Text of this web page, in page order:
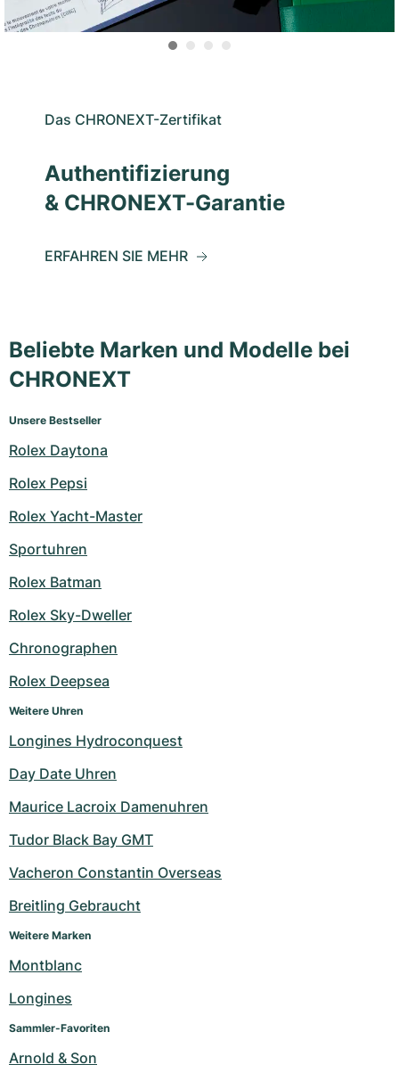
Das CHRONEXT-Zertifikat
Authentifizierung
& CHRONEXT-Garantie
ERFAHREN SIE MEHR
Beliebte Marken und Modelle bei
CHRONEXT
Unsere Bestseller
Rolex Daytona
Rolex Pepsi
Rolex Yacht-Master
Sportuhren
Rolex Batman
Rolex Sky-Dweller
Chronographen
Rolex Deepsea
Weitere Uhren
Longines Hydroconquest
Day Date Uhren
Maurice Lacroix Damenuhren
Tudor Black Bay GMT
Vacheron Constantin Overseas
Breitling Gebraucht
Weitere Marken
Montblanc
Longines
Sammler-Favoriten
Arnold & Son